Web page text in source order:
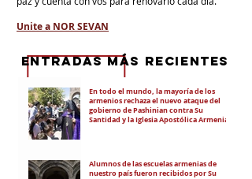
Unite a NOR SEVAN
En todo el mundo, la mayoría de los
armenios rechaza el nuevo ataque del
gobierno de Pashinian contra Su
Santidad y la Iglesia Apostólica Armenia
Alumnos de las escuelas armenias de
nuestro país fueron recibidos por Su
eNTRADAS MÁS RECIENTES